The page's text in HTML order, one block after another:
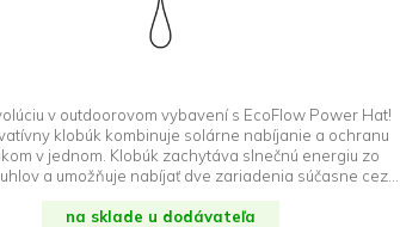
v outdoorovom vybavení s EcoFlow Power Hat!
klobúk kombinuje solárne nabíjanie a ochranu
v jednom. Klobúk zachytáva slnečnú energiu zo
a umožňuje nabíjať dve zariadenia súčasne cez
na sklade u dodávateľa